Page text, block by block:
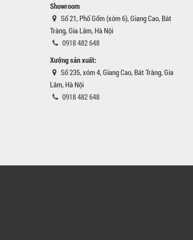
Showroom
Số 21, Phố Gốm (xóm 6), Giang Cao, Bát
Tràng, Gia Lâm, Hà Nội
0918 482 648
Xưởng sản xuất:
Số 235, xóm 4, Giang Cao, Bát Tràng, Gia
Lâm, Hà Nội
0918 482 648